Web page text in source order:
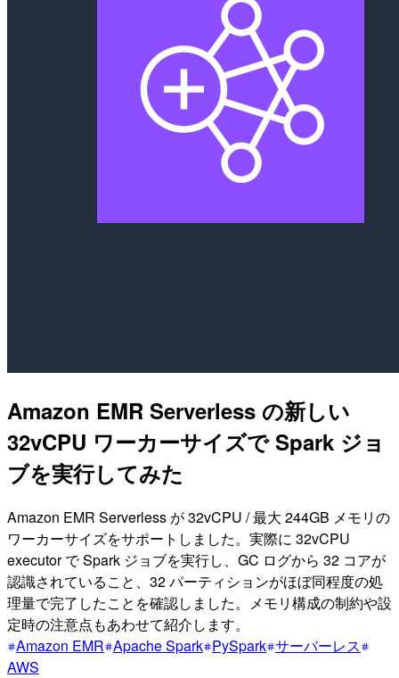
Amazon EMR Serverless の新しい
32vCPU ワーカーサイズで Spark ジョ
ブを実行してみた
Amazon EMR Serverless が 32vCPU / 最大 244GB メモリの
ワーカーサイズをサポートしました。実際に 32vCPU
executor で Spark ジョブを実行し、GC ログから 32 コアが
認識されていること、32 パーティションがほぼ同程度の処
理量で完了したことを確認しました。メモリ構成の制約や設
定時の注意点もあわせて紹介します。
Amazon EMR Apache Spark PySpark サーバーレス
AWS